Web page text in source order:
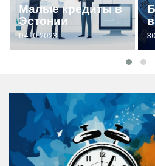
Малые кредиты в
Эстонии
04.10.2023